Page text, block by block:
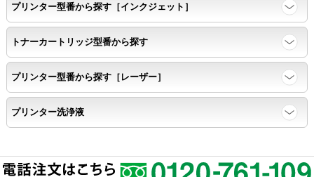
鮮明に印刷できること。
速乾性
互換性テストサンプルを5ページ連続印刷する。
プリンター型番から探す［インクジェット］
トナーカートリッジ型番から探す
プリンター型番から探す［レーザー］
プリンター洗浄液